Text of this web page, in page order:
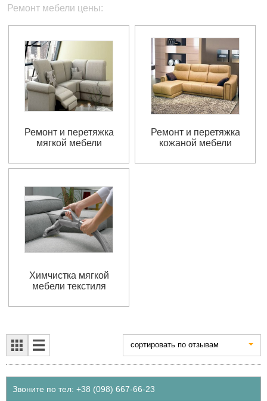
Ремонт мебели цены:
Ремонт и перетяжка
мягкой мебели
Ремонт и перетяжка
кожаной мебели
Химчистка мягкой
мебели текстиля
cортировать по отзывам
Звоните по тел: +38 (098) 667-66-23